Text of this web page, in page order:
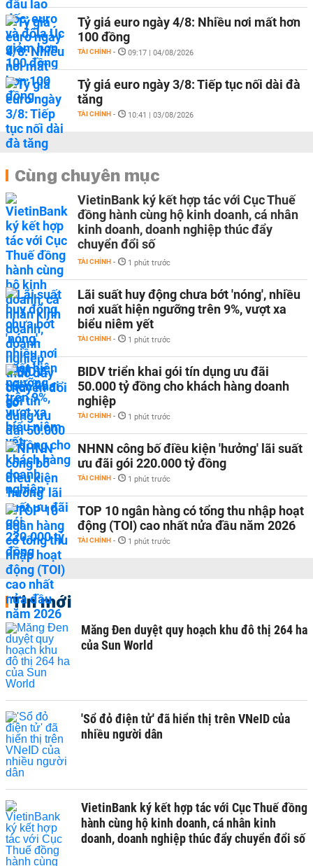
Tỷ giá euro ngày 4/8: Nhiều nơi mất hơn
100 đồng
TÀI CHÍNH - 09:17 | 04/08/2026
Tỷ giá euro ngày 3/8: Tiếp tục nối dài đà
tăng
TÀI CHÍNH - 10:41 | 03/08/2026
Cùng chuyên mục
VietinBank ký kết hợp tác với Cục Thuế
đồng hành cùng hộ kinh doanh, cá nhân
kinh doanh, doanh nghiệp thúc đẩy
chuyển đổi số
TÀI CHÍNH - 1 phút trước
Lãi suất huy động chưa bớt 'nóng', nhiều
nơi xuất hiện ngưỡng trên 9%, vượt xa
biểu niêm yết
TÀI CHÍNH - 1 phút trước
BIDV triển khai gói tín dụng ưu đãi
50.000 tỷ đồng cho khách hàng doanh
nghiệp
TÀI CHÍNH - 1 phút trước
NHNN công bố điều kiện 'hưởng' lãi suất
ưu đãi gói 220.000 tỷ đồng
TÀI CHÍNH - 1 phút trước
TOP 10 ngân hàng có tổng thu nhập hoạt
động (TOI) cao nhất nửa đầu năm 2026
TÀI CHÍNH - 1 phút trước
Tin mới
Măng Đen duyệt quy hoạch khu đô thị 264 ha
của Sun World
'Sổ đỏ điện tử' đã hiển thị trên VNeID của
nhiều người dân
VietinBank ký kết hợp tác với Cục Thuế đồng
hành cùng hộ kinh doanh, cá nhân kinh
doanh, doanh nghiệp thúc đẩy chuyển đổi số